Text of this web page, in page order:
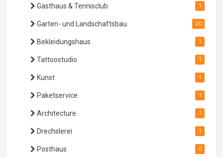
Gasthaus & Tennisclub 1
Garten- und Landschaftsbau 20
Bekleidungshaus 1
Tattoostudio 1
Kunst 1
Paketservice 1
Architecture 1
Drechslerei 1
Posthaus 0